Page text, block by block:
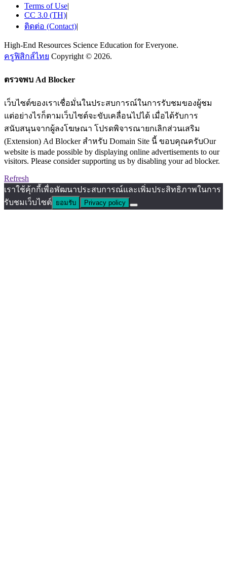
Terms of Use|
CC 3.0 (TH)|
ติดต่อ (Contact)|
High-End Resources Science Education for Everyone.
ครูฟิสิกส์ไทย Copyright © 2026.
ตรวจพบ Ad Blocker
เว็บไซต์ของเราเชื่อมั่นในประสบการณ์ในการรับชมของผู้ชม
แต่อย่างไรก็ตามเว็บไซต์จะขับเคลื่อนไปได้ เมื่อได้รับการ
สนับสนุนจากผู้ลงโฆษณา โปรดพิจารณายกเลิกส่วนเสริม
(Extension) Ad Blocker สำหรับ Domain Site นี้ ขอบคุณครับOur
website is made possible by displaying online advertisements to our
visitors. Please consider supporting us by disabling your ad blocker.
Refresh
เราใช้คุ้กกี้เพื่อพัฒนาประสบการณ์และเพิ่มประสิทธิภาพในการ
รับชมเว็บไซต์ ยอมรับ Privacy policy